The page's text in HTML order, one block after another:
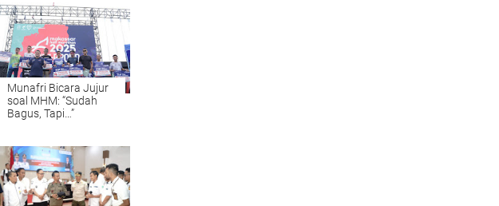
Munafri Bicara Jujur
soal MHM: “Sudah
Bagus, Tapi…”